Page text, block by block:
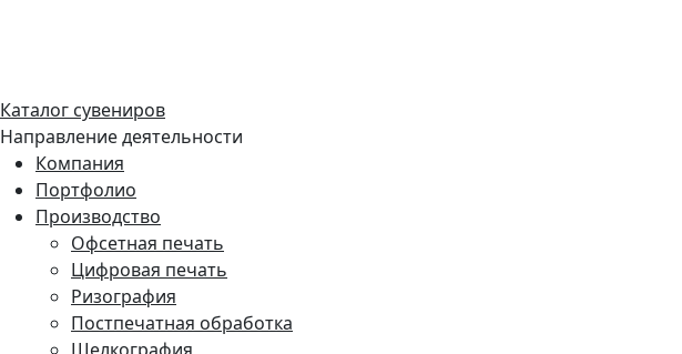
Каталог сувениров
Направление деятельности
Компания
Портфолио
Производство
Офсетная печать
Цифровая печать
Ризография
Постпечатная обработка